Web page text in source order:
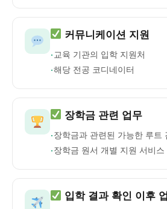
커뮤니케이션 지원
· 교육 기관의 입학 지원처
·해당 전공 코디네이터
장학금 관련 업무
·장학금과 관련된 가능한 루트
·장학금 원서 개별 지원 서비스
입학 결과 확인 이후